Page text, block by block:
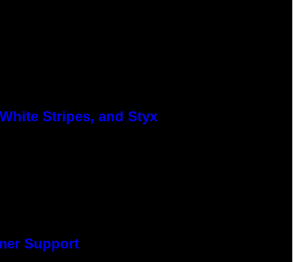
Stripes, and Styx
Support